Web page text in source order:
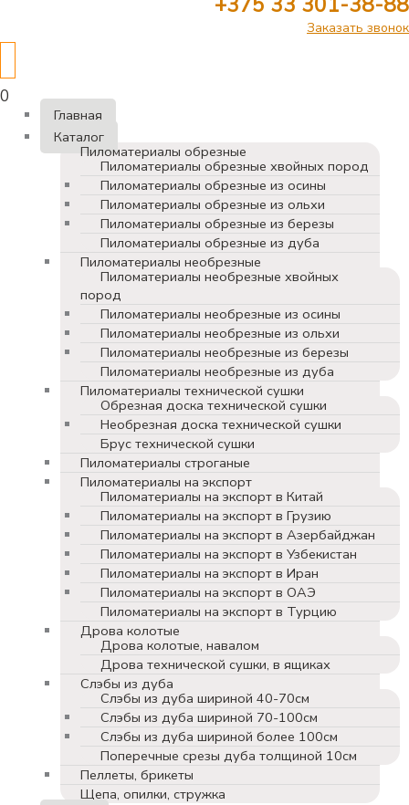
Заказать звонок
0
Главная
Каталог
Пиломатериалы обрезные
Пиломатериалы обрезные хвойных пород
Пиломатериалы обрезные из осины
Пиломатериалы обрезные из ольхи
Пиломатериалы обрезные из березы
Пиломатериалы обрезные из дуба
Пиломатериалы необрезные
Пиломатериалы необрезные хвойных
пород
Пиломатериалы необрезные из осины
Пиломатериалы необрезные из ольхи
Пиломатериалы необрезные из березы
Пиломатериалы необрезные из дуба
Пиломатериалы технической сушки
Обрезная доска технической сушки
Необрезная доска технической сушки
Брус технической сушки
Пиломатериалы строганые
Пиломатериалы на экспорт
Пиломатериалы на экспорт в Китай
Пиломатериалы на экспорт в Грузию
Пиломатериалы на экспорт в Азербайджан
Пиломатериалы на экспорт в Узбекистан
Пиломатериалы на экспорт в Иран
Пиломатериалы на экспорт в ОАЭ
Пиломатериалы на экспорт в Турцию
Дрова колотые
Дрова колотые, навалом
Дрова технической сушки, в ящиках
Слэбы из дуба
Слэбы из дуба шириной 40-70см
Слэбы из дуба шириной 70-100см
Слэбы из дуба шириной более 100см
Поперечные срезы дуба толщиной 10см
Пеллеты, брикеты
Щепа, опилки, стружка